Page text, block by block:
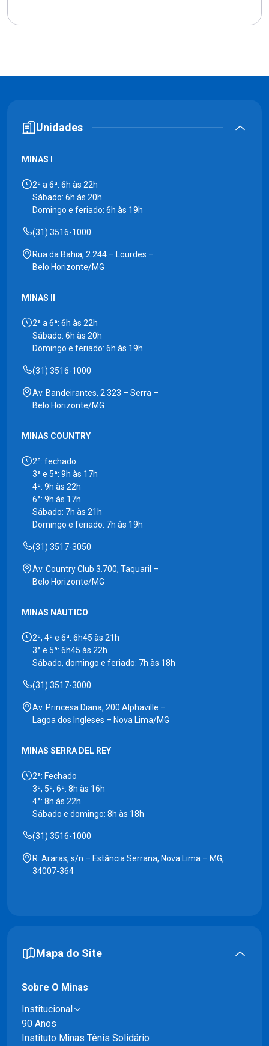
Unidades
MINAS I
2ª a 6ª: 6h às 22h
Sábado: 6h às 20h
Domingo e feriado: 6h às 19h
(31) 3516-1000
Rua da Bahia, 2.244 – Lourdes –
Belo Horizonte/MG
MINAS II
2ª a 6ª: 6h às 22h
Sábado: 6h às 20h
Domingo e feriado: 6h às 19h
(31) 3516-1000
Av. Bandeirantes, 2.323 – Serra –
Belo Horizonte/MG
MINAS COUNTRY
2ª: fechado
3ª e 5ª: 9h às 17h
4ª: 9h às 22h
6ª: 9h às 17h
Sábado: 7h às 21h
Domingo e feriado: 7h às 19h
(31) 3517-3050
Av. Country Club 3.700, Taquaril –
Belo Horizonte/MG
MINAS NÁUTICO
2ª, 4ª e 6ª: 6h45 às 21h
3ª e 5ª: 6h45 às 22h
Sábado, domingo e feriado: 7h às 18h
(31) 3517-3000
Av. Princesa Diana, 200 Alphaville –
Lagoa dos Ingleses – Nova Lima/MG
MINAS SERRA DEL REY
2ª: Fechado
3ª, 5ª, 6ª: 8h às 16h
4ª: 8h às 22h
Sábado e domingo: 8h às 18h
(31) 3516-1000
R. Araras, s/n – Estância Serrana, Nova Lima – MG,
34007-364
Mapa do Site
Sobre O Minas
Institucional
90 Anos
Instituto Minas Tênis Solidário